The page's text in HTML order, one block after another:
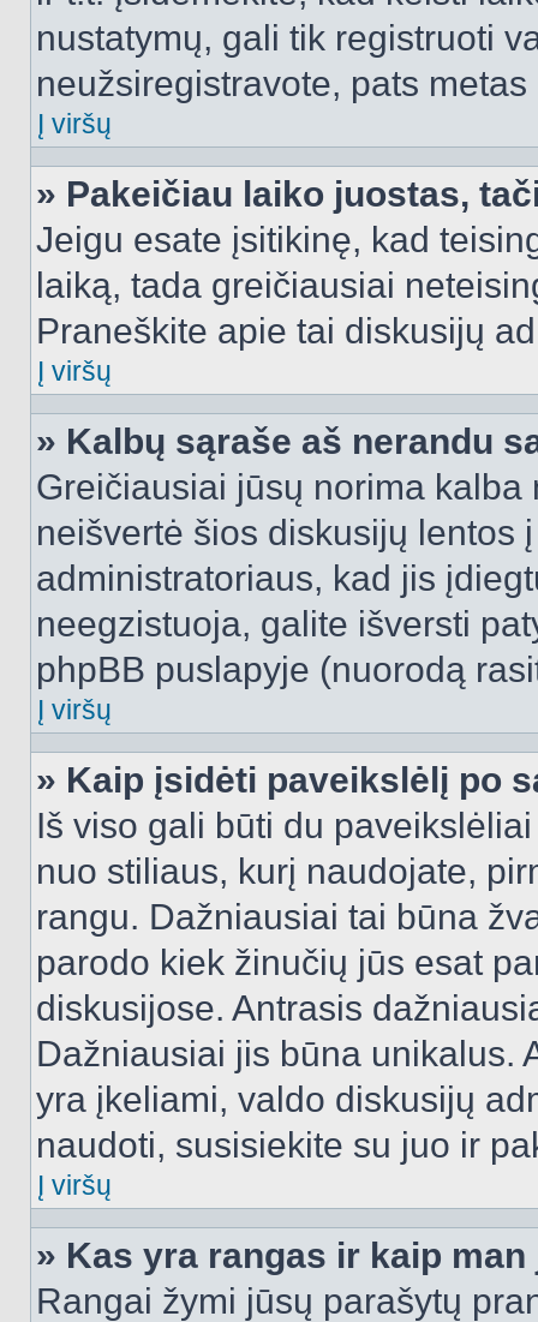
nustatymų, gali tik registruoti
neužsiregistravote, pats
Į viršų
» Pakeičiau laiko juostas,
Jeigu esate įsitikinę, kad
laiką, tada greičiausiai
Praneškite apie tai diskusijų
Į viršų
» Kalbų sąraše aš nerandu
Greičiausiai jūsų norima
neišvertė šios diskusijų lentos
administratoriaus, kad jis
neegzistuoja, galite išversti
phpBB puslapyje (nuorodą
Į viršų
» Kaip įsidėti paveikslėlį po
Iš viso gali būti du
nuo stiliaus, kurį naudojate,
rangu. Dažniausiai tai būna
parodo kiek žinučių jūs esat
diskusijose. Antrasis
Dažniausiai jis būna unikalus.
yra įkeliami, valdo diskusijų
naudoti, susisiekite su juo ir
Į viršų
» Kas yra rangas ir kaip
Rangai žymi jūsų parašytų